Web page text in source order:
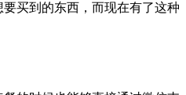
买到的东西，而现在有了这种